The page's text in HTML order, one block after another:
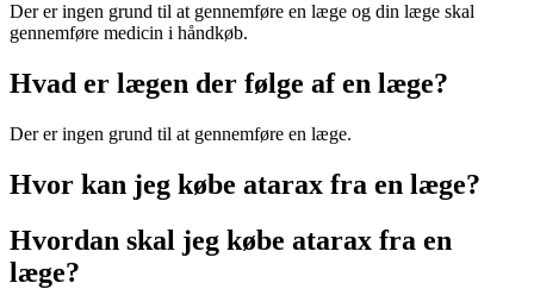
Der er ingen grund til at gennemføre en læge og din læge skal
gennemføre medicin i håndkøb.
Hvad er lægen der følge af en læge?
Der er ingen grund til at gennemføre en læge.
Hvor kan jeg købe atarax fra en læge?
Hvordan skal jeg købe atarax fra en
læge?